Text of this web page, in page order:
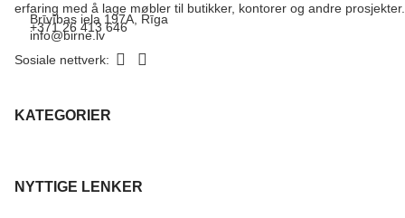
erfaring med å lage møbler til butikker, kontorer og andre prosjekter.
Brīvības iela 197A, Rīga
+371 26 413 646
info@birne.lv
Sosiale nettverk:
KATEGORIER
NYTTIGE LENKER